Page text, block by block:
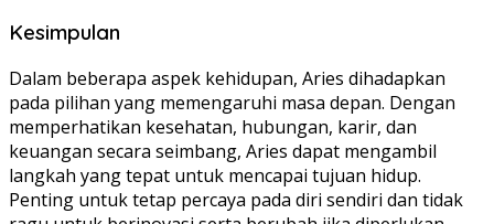
Kesimpulan
Dalam beberapa aspek kehidupan, Aries dihadapkan
pada pilihan yang memengaruhi masa depan. Dengan
memperhatikan kesehatan, hubungan, karir, dan
keuangan secara seimbang, Aries dapat mengambil
langkah yang tepat untuk mencapai tujuan hidup.
Penting untuk tetap percaya pada diri sendiri dan tidak